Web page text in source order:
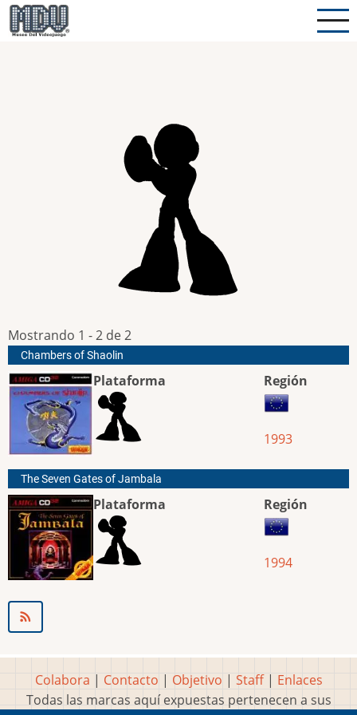
Pasar
al
Mostrando 1 - 2 de 2
Chambers of Shaolin
Plataforma Región
1993
The Seven Gates of Jambala
Plataforma Región
1994
Colabora | Contacto | Objetivo | Staff| Enlaces
Todas las marcas aquí expuestas pertenecen a sus